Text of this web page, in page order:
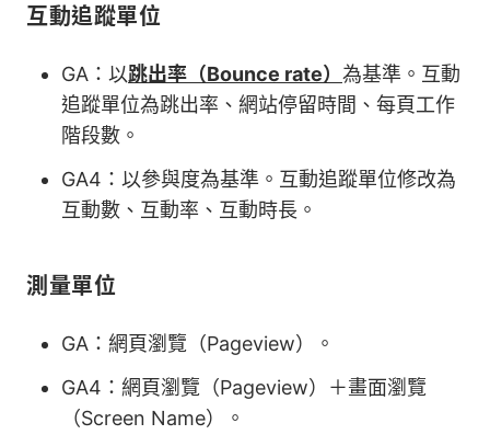
互動追蹤單位
GA：以跳出率（Bounce rate） 為基準。互動
追蹤單位為跳出率、網站停留時間、每頁工作
階段數。
GA4：以參與度為基準。互動追蹤單位修改為
互動數、互動率、互動時長。
測量單位
GA：網頁瀏覽（Pageview）。
GA4：網頁瀏覽（Pageview）＋畫面瀏覽
（Screen Name）。